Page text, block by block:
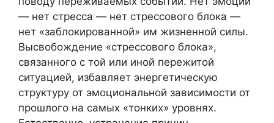
— нет стресса — нет стрессового блока —
нет «заблокированной» им жизненной силы.
Высвобождение «стрессового блока»,
связанного с той или иной пережитой
ситуацией, избавляет энергетическую
структуру от эмоциональной зависимости от
прошлого на самых «тонких» уровнях.